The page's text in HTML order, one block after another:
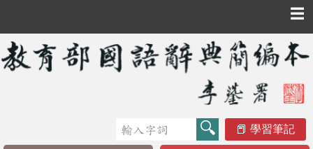
☰
學習筆記